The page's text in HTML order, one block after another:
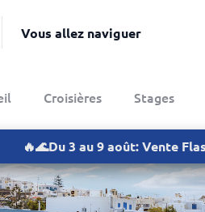
Vous allez naviguer
Croisières Stages
🔥🌊Du 3 au 9 août: Vente